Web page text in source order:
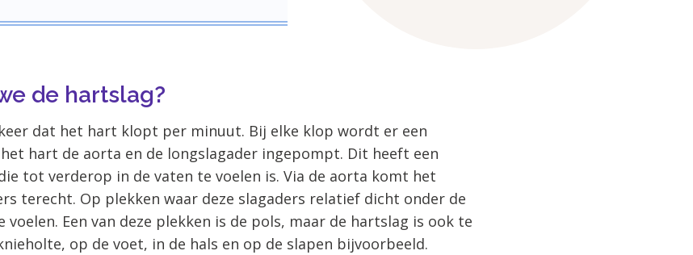
de hartslag?
dat het hart klopt per minuut. Bij elke klop wordt er een
hart de aorta en de longslagader ingepompt. Dit heeft een
tot verderop in de vaten te voelen is. Via de aorta komt het
terecht. Op plekken waar deze slagaders relatief dicht onder de
Een van deze plekken is de pols, maar de hartslag is ook te
op de voet, in de hals en op de slapen bijvoorbeeld.